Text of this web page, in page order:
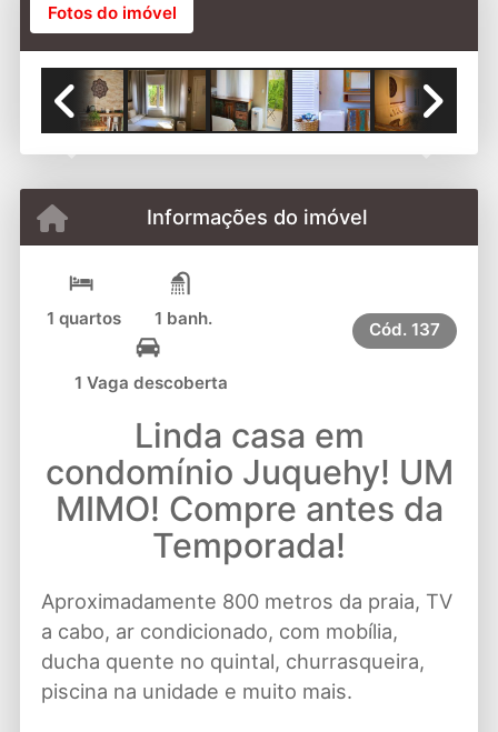
Fotos do imóvel
Previous Next
Informações do imóvel
1 quartos 1 banh.
1 Vaga descoberta
Cód. 137
Linda casa em
condomínio Juquehy! UM
MIMO! Compre antes da
Temporada!
Aproximadamente 800 metros da praia, TV
a cabo, ar condicionado, com mobília,
ducha quente no quintal, churrasqueira,
piscina na unidade e muito mais.